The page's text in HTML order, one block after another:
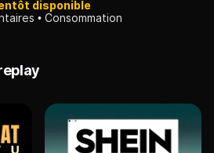
disponible
Consommation